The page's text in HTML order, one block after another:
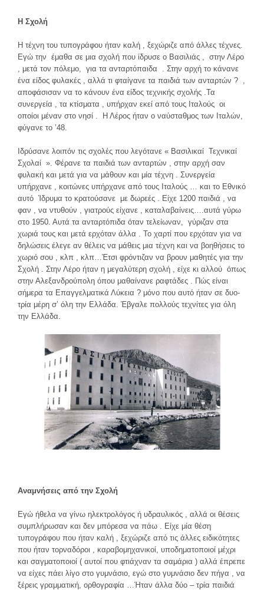
Η Σχολή
Η τέχνη του τυπογράφου ήταν καλή , ξεχώριζε από άλλες τέχνες.
Εγώ την έμαθα σε μια σχολή που ίδρυσε ο Βασιλιάς , στην Λέρο
, μετά τον πόλεμο, για τα ανταρτόπαιδα . Στην αρχή το κάνανε
ένα είδος φυλακές , αλλά τι φταίγανε τα παιδιά των ανταρτών ? ,
αποφάσισαν να το κάνουν ένα είδος τεχνικής σχολής .Τα
συνεργεία , τα κτίσματα , υπήρχαν εκεί από τους Ιταλούς οι
οποίοι μέναν στο νησί . Η Λέρος ήταν ο ναύσταθμος των Ιταλών,
φύγανε το ’48.
Ιδρύσανε λοιπόν τις σχολές που λεγότανε « Βασιλικαί Τεχνικαί
Σχολαί ». Φέρανε τα παιδιά των ανταρτών , στην αρχή σαν
φυλακή και μετά για να μάθουν και μία τέχνη . Συνεργεία
υπήρχανε , κοιτώνες υπήρχανε από τους Ιταλούς … και το Εθνικό
αυτό Ίδρυμα το κρατούσανε με δωρεές . Είχε 1200 παιδιά , να
φαν , να ντυθούν , γιατρούς είχανε , καταλαβαίνεις….αυτά γύρω
στο 1950. Αυτά τα ανταρτόπιδα όταν τελείωναν, γύριζαν στα
χωριά τους και μετά ερχόταν άλλα . Το χαρτί που ερχόταν για να
δηλώσεις έλεγε αν θέλεις να μάθεις μια τέχνη και να βοηθήσεις το
χωριό σου , κλπ , κλπ…Έτσι φρόντιζαν να βρουν μαθητές για την
Σχολή . Στην Λέρο ήταν η μεγαλύτερη σχολή , είχε κι αλλού όπως
στην Αλεξανδρούπολη όπου μαθαίνανε ραφτάδες . Πώς είναι
σήμερα τα Επαγγελματικά Λύκεια ? μόνο που αυτό ήταν σε δυο-
τρία μέρη σ’ όλη την Ελλάδα. Έβγαλε πολλούς τεχνίτες για όλη
την Ελλάδα.
Αναμνήσεις από την Σχολή
Εγώ ήθελα να γίνω ηλεκτρολόγος ή υδραυλικός , αλλά οι θέσεις
συμπλήρωσαν και δεν μπόρεσα να πάω . Είχε μία θέση
τυπογράφου που ήταν καλή , ξεχώριζε από τις άλλες ειδικότητες
που ήταν τορναδόροι , καραβομηχανικοί, υποδηματοποιοί μέχρι
και σαγματοποιοί ( αυτοί που φτιάχναν τα σαμάρια ) αλλά έπρεπε
να είχες πάει λίγο στο γυμνάσιο, εγώ στο γυμνάσιο δεν πήγα , να
ξέρεις γραμματική, ορθογραφία …Ήταν άλλα δύο – τρία παιδιά